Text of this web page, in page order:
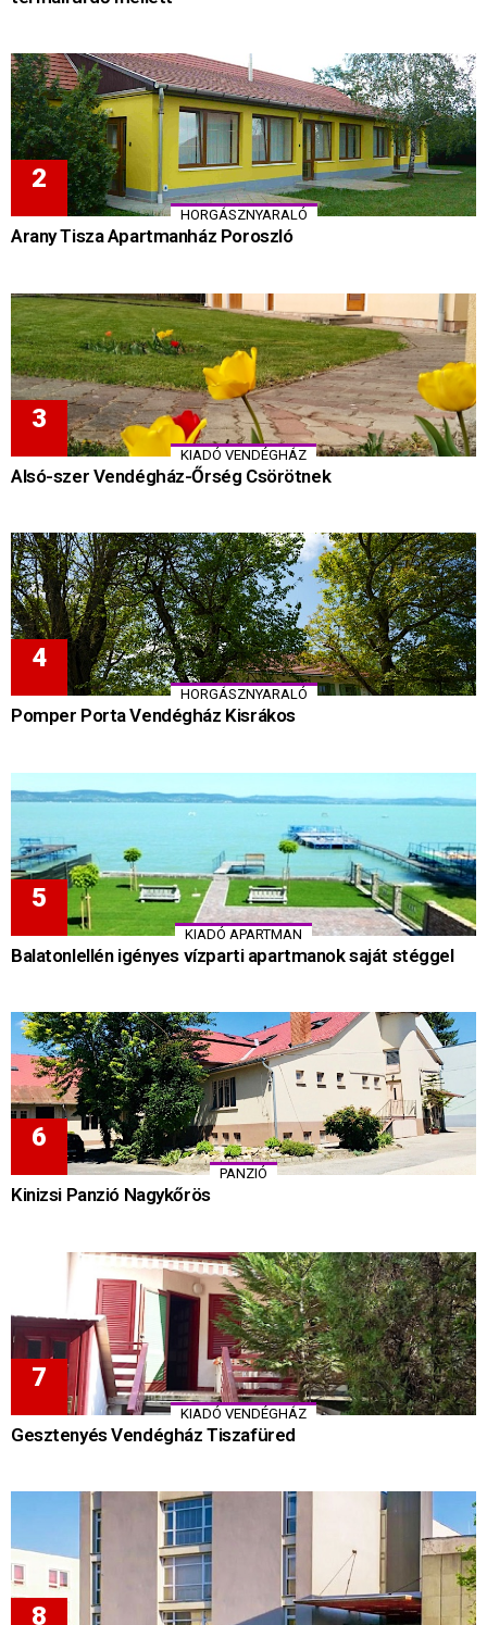
HORGÁSZNYARALÓ
Arany Tisza Apartmanház Poroszló
KIADÓ VENDÉGHÁZ
Alsó-szer Vendégház-Őrség Csörötnek
HORGÁSZNYARALÓ
Pomper Porta Vendégház Kisrákos
KIADÓ APARTMAN
Balatonlellén igényes vízparti apartmanok saját stéggel
PANZIÓ
Kinizsi Panzió Nagykőrös
KIADÓ VENDÉGHÁZ
Gesztenyés Vendégház Tiszafüred